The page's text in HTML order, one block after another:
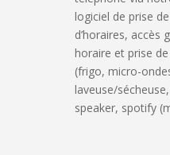
logiciel de prise
d’horaires, accès
horaire et prise
(frigo, micro-
laveuse/
speaker, spotify